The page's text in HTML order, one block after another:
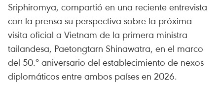
Sriphiromya, compartió en una reciente entrevista
con la prensa su perspectiva sobre la próxima
visita oficial a Vietnam de la primera ministra
tailandesa, Paetongtarn Shinawatra, en el marco
del 50.º aniversario del establecimiento de nexos
diplomáticos entre ambos países en 2026.